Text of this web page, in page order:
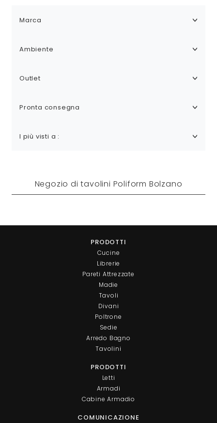
Marca
Ambiente
Outlet
Pronta consegna
I più visti a :
Negozio di tavolini Poliform Bolzano
PRODOTTI
Cucine
Librerie
Pareti Attrezzate
Madie
Tavoli
Divani
Poltrone
Sedie
Arredo Bagno
Tavolini
PRODOTTI
Letti
Armadi
Cabine Armadio
COMUNICAZIONE